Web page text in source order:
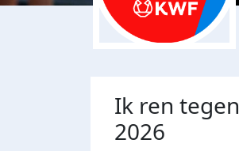
Ik ren
2026